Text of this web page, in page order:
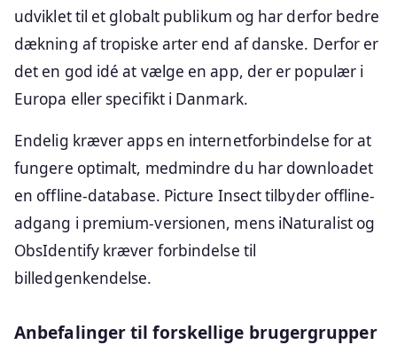
udviklet til et globalt publikum og har derfor bedre
dækning af tropiske arter end af danske. Derfor er
det en god idé at vælge en app, der er populær i
Europa eller specifikt i Danmark.
Endelig kræver apps en internetforbindelse for at
fungere optimalt, medmindre du har downloadet
en offline-database. Picture Insect tilbyder offline-
adgang i premium-versionen, mens iNaturalist og
ObsIdentify kræver forbindelse til
billedgenkendelse.
Anbefalinger til forskellige brugergrupper